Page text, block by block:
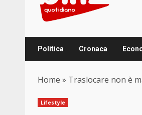
Politica Cronaca
Home » Traslocare non è
Lifestyle